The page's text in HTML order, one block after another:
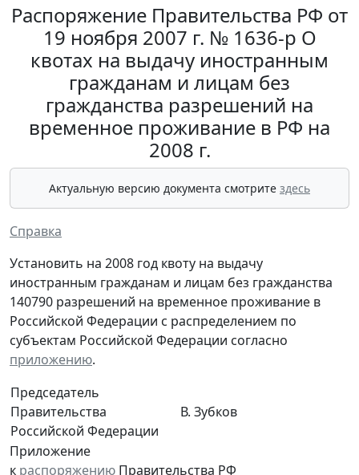
Распоряжение Правительства РФ от
19 ноября 2007 г. № 1636-р О
квотах на выдачу иностранным
гражданам и лицам без
гражданства разрешений на
временное проживание в РФ на
2008 г.
Актуальную версию документа смотрите здесь
Справка
Установить на 2008 год квоту на выдачу
иностранным гражданам и лицам без гражданства
140790 разрешений на временное проживание в
Российской Федерации с распределением по
субъектам Российской Федерации согласно
приложению.
Председатель
Правительства
Российской Федерации
В. Зубков
Приложение
к распоряжению Правительства РФ